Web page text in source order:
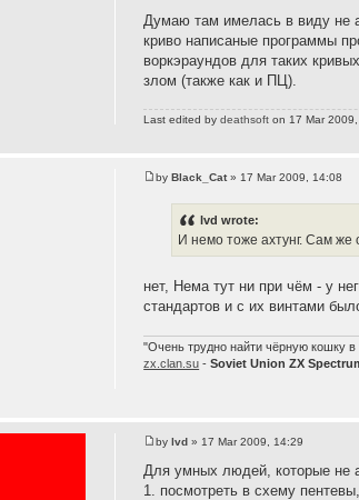
Думаю там имелась в виду не
криво написаные программы
воркэраундов для таких
злом (также как и ПЦ).
Last edited bydeathsoft on 17 Mar
byBlack_Cat» 17 Mar 2009, 14:08
lvd wrote:
И немо тоже ахтунг. Сам же
нет, Нема тут ни при чём - у
стандартов и с их винтами
"Очень трудно найти чёрную кошку
zx.clan.su -Soviet Union ZX
bylvd » 17 Mar 2009, 14:29
Для умных людей, которые не
1. посмотреть в схему